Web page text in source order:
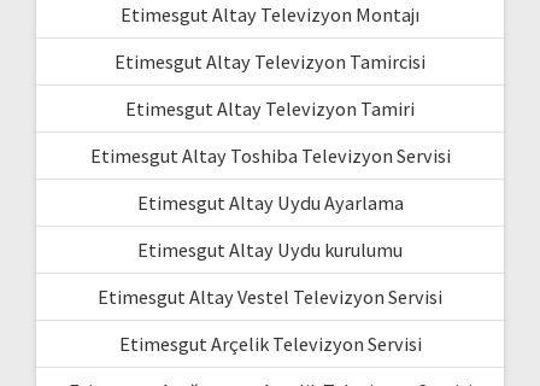
Etimesgut Altay Televizyon Montajı
Etimesgut Altay Televizyon Tamircisi
Etimesgut Altay Televizyon Tamiri
Etimesgut Altay Toshiba Televizyon Servisi
Etimesgut Altay Uydu Ayarlama
Etimesgut Altay Uydu kurulumu
Etimesgut Altay Vestel Televizyon Servisi
Etimesgut Arçelik Televizyon Servisi